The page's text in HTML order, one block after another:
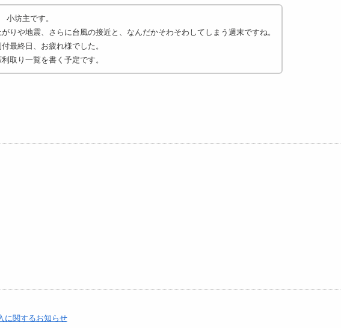
坊主です。
りや地震、さらに台風の接近と、なんだかそわそわしてしまう週末ですね。
最終日、お疲れ様でした。
取り一覧を書く予定です。
に関するお知らせ